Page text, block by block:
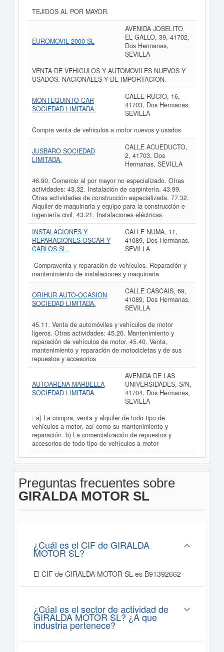
TEJIDOS AL POR MAYOR.
EUROMOVIL 2000 SL
AVENIDA JOSELITO
EL GALLO, 39, 41702,
Dos Hermanas,
SEVILLA
VENTA DE VEHICULOS Y AUTOMOVILES NUEVOS Y
USADOS. NACIONALES Y DE IMPORTACION.
MONTEQUINTO CAR
SOCIEDAD LIMITADA.
CALLE RUCIO, 16,
41703, Dos Hermanas,
SEVILLA
Compra venta de vehiculos a motor nuevos y usados
JUSBARO SOCIEDAD
LIMITADA.
CALLE ACUEDUCTO,
2, 41703, Dos
Hermanas, SEVILLA
46.90. Comercio al por mayor no especializado. Otras
actividades: 43.32. Instalación de carpintería. 43.99.
Otras actividades de construcción especializada. 77.32.
Alquiler de maquinaria y equipo para la construcción e
ingeniería civil. 43.21. Instalaciones eléctricas
INSTALACIONES Y
REPARACIONES OSCAR Y
CARLOS SL.
CALLE NUMA, 11,
41089, Dos Hermanas,
SEVILLA
-Compraventa y reparación de vehículos. Reparación y
mantenimiento de instalaciones y maquinaria
ORIHUR AUTO-OCASION
SOCIEDAD LIMITADA.
CALLE CASCAIS, 69,
41089, Dos Hermanas,
SEVILLA
45.11. Venta de automóviles y vehículos de motor
ligeros. Otras actividades: 45.20. Mantenimiento y
reparación de vehículos de motor. 45.40. Venta,
mantenimiento y reparación de motocicletas y de sus
repuestos y accesorios
AUTOARENA MARBELLA
SOCIEDAD LIMITADA.
AVENIDA DE LAS
UNIVERSIDADES, S/N,
41704, Dos Hermanas,
SEVILLA
: a) La compra, venta y alquiler de todo tipo de
vehículos a motor, así como su mantenimiento y
reparación. b) La comercialización de repuestos y
accesorios de todo tipo de vehículos a motor
Preguntas frecuentes sobre
GIRALDA MOTOR SL
¿Cuál es el CIF de GIRALDA
MOTOR SL?
El CIF de GIRALDA MOTOR SL es B91392662
¿Cúal es el sector de actividad de
GIRALDA MOTOR SL? ¿A que
industria pertenece?